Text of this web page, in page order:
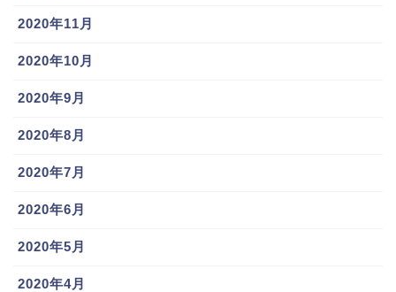
https://vk.sportsbull.jp/koshien/89/kanagawa/news/sp
2020年11月
2020年10月
2020年9月
2020年8月
2020年7月
2020年6月
2020年5月
2020年4月